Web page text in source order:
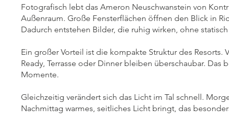
Fotografisch lebt das Ameron Neuschwanstein von
Außenraum. Große Fensterflächen öffnen den Blick in
Dadurch entstehen Bilder, die ruhig wirken, ohne
Ein großer Vorteil ist die kompakte Struktur des
Ready, Terrasse oder Dinner bleiben überschaubar.
Momente.
Gleichzeitig verändert sich das Licht im Tal schnell.
Nachmittag warmes, seitliches Licht bringt, das